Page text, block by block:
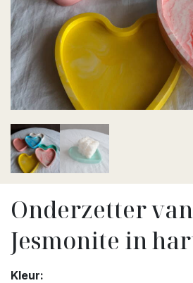
Onderzetter van
Jesmonite in
Kleur: